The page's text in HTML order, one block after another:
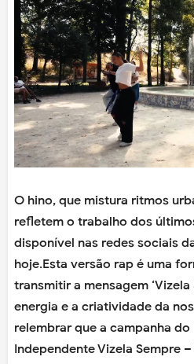
O hino, que mistura ritmos
refletem o trabalho dos
disponível nas redes sociais
hoje.Esta versão rap é uma
transmitir a mensagem
energia e a criatividade da
relembrar que a campanha
Independente Vizela Sempre